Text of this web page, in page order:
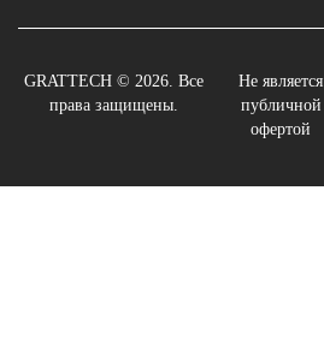
GRATTECH © 2026. Все
права защищены.
Не является
публичной
офертой